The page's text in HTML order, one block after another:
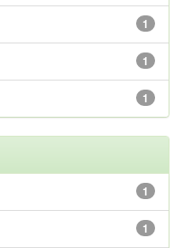
1
1
1
1
1